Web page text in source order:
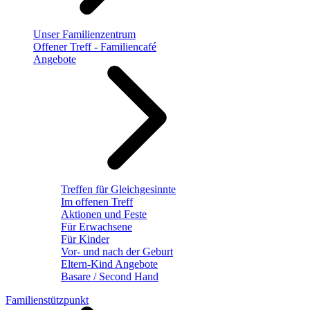
Unser Familienzentrum
Offener Treff - Familiencafé
Angebote
Treffen für Gleichgesinnte
Im offenen Treff
Aktionen und Feste
Für Erwachsene
Für Kinder
Vor- und nach der Geburt
Eltern-Kind Angebote
Basare / Second Hand
Familienstützpunkt